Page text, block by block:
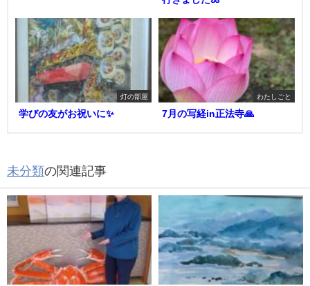
灯の部屋
学びの友がお祝いに✨
わたしごと
7月の写経in正法寺🙏
未分類の関連記事